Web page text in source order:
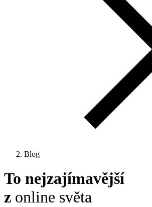
Blog
To nejzajímavější
z online světa